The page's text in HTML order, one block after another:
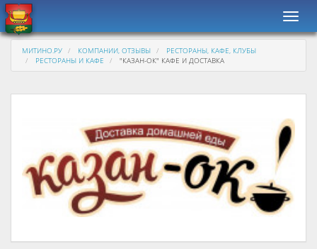
МИТИНО.РУ КОМПАНИИ, ОТЗЫВЫ
РЕСТОРАНЫ, КАФЕ, КЛУБЫ
РЕСТОРАНЫ И КАФЕ
"КАЗАН-ОК" КАФЕ И ДОСТАВКА